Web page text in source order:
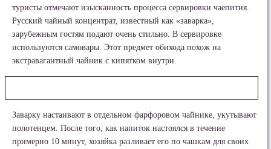
туристы отмечают изысканность процесса сервировки чаепития.
Русский чайный концентрат, известный как «заварка»,
зарубежным гостям подают очень стильно. В сервировке
используются самовары. Этот предмет обихода похож на
экстравагантный чайник с кипятком внутри.
Заварку настаивают в отдельном фарфоровом чайнике, укутывают
полотенцем. После того, как напиток настоялся в течение
примерно 10 минут, хозяйка разливает его по чашкам для своих